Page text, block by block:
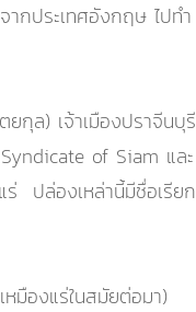
กประเทศอังกฤษ ไปทำ
กุล) เจ้าเมืองปราจีนบุรี
of Siam และ
ร่ ปล่องเหล่านี้มีชื่อเรียก
มืองแร่ในสมัยต่อมา)